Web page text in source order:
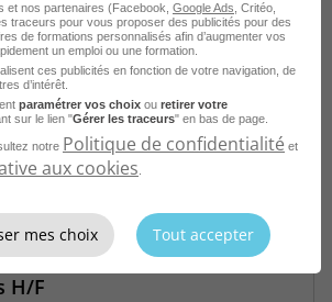
Maintenance des Réseaux
H/F
et nos partenaires (Facebook, Google Ads , Critéo,
traceurs pour vous proposer des publicités pour des
de formations personnalisés afin d’augmenter vos
un emploi ou une formation.
ces publicités en fonction de votre navigation, de
d’intérêt.
paramétrer vos choix ou retirer votre
sur le lien "Gérer les traceurs" en bas de page.
notre Politique de confidentialité et
aux cookies
mes choix Tout accepter